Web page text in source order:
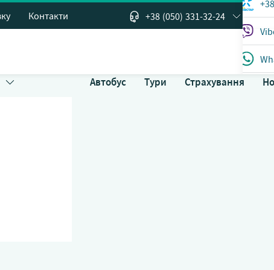
Контакти ТЕЛЕФОН
+38 (050) 331-32-24
Автобус Тури Страхування